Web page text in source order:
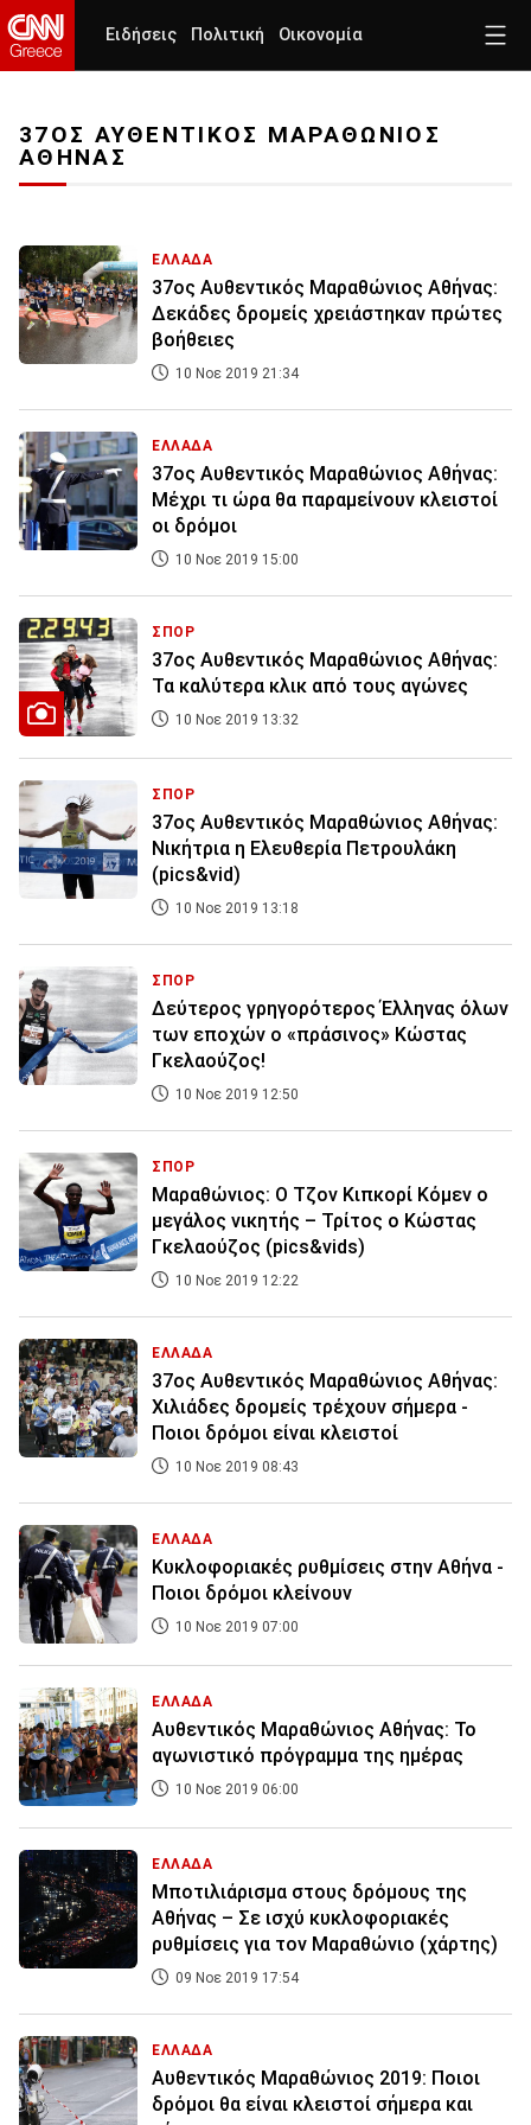
Ειδήσεις Πολιτική Οικονομία
37ΟΣ ΑΥΘΕΝΤΙΚΟΣ ΜΑΡΑΘΩΝΙΟΣ
ΑΘΗΝΑΣ
ΕΛΛΑΔΑ
37ος Αυθεντικός Μαραθώνιος Αθήνας:
Δεκάδες δρομείς χρειάστηκαν πρώτες
βοήθειες
10 Νοε 2019 21:34
ΕΛΛΑΔΑ
37ος Αυθεντικός Μαραθώνιος Αθήνας:
Μέχρι τι ώρα θα παραμείνουν κλειστοί
οι δρόμοι
10 Νοε 2019 15:00
ΣΠΟΡ
37ος Αυθεντικός Μαραθώνιος Αθήνας:
Τα καλύτερα κλικ από τους αγώνες
10 Νοε 2019 13:32
ΣΠΟΡ
37ος Αυθεντικός Μαραθώνιος Αθήνας:
Νικήτρια η Ελευθερία Πετρουλάκη
(pics&vid)
10 Νοε 2019 13:18
ΣΠΟΡ
Δεύτερος γρηγορότερος Έλληνας όλων
των εποχών ο «πράσινος» Κώστας
Γκελαούζος!
10 Νοε 2019 12:50
ΣΠΟΡ
Mαραθώνιος: Ο Τζον Κιπκορί Κόμεν ο
μεγάλος νικητής – Τρίτος ο Κώστας
Γκελαούζος (pics&vids)
10 Νοε 2019 12:22
ΕΛΛΑΔΑ
37ος Αυθεντικός Μαραθώνιος Αθήνας:
Χιλιάδες δρομείς τρέχουν σήμερα -
Ποιοι δρόμοι είναι κλειστοί
10 Νοε 2019 08:43
ΕΛΛΑΔΑ
Κυκλοφοριακές ρυθμίσεις στην Αθήνα -
Ποιοι δρόμοι κλείνουν
10 Νοε 2019 07:00
ΕΛΛΑΔΑ
Αυθεντικός Μαραθώνιος Αθήνας: Το
αγωνιστικό πρόγραμμα της ημέρας
10 Νοε 2019 06:00
ΕΛΛΑΔΑ
Μποτιλιάρισμα στους δρόμους της
Αθήνας – Σε ισχύ κυκλοφοριακές
ρυθμίσεις για τον Μαραθώνιο (χάρτης)
09 Νοε 2019 17:54
ΕΛΛΑΔΑ
Αυθεντικός Μαραθώνιος 2019: Ποιοι
δρόμοι θα είναι κλειστοί σήμερα και